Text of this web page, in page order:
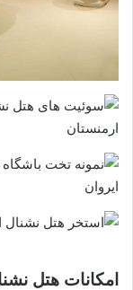
امکانات هتل